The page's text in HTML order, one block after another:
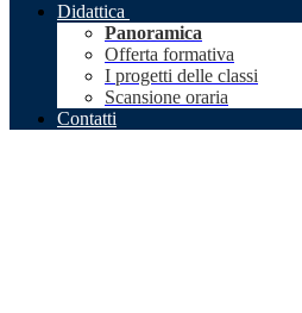
Didattica
Panoramica
Offerta formativa
I progetti delle classi
Scansione oraria
Contatti